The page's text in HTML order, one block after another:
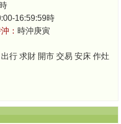
16:59:59時
： 時沖庚寅
行 求財 開市 交易 安床 作灶